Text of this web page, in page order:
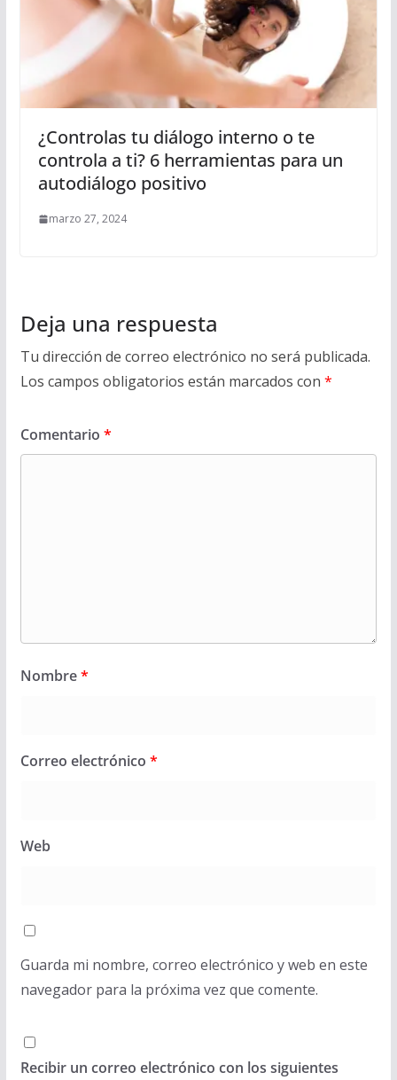
¿Controlas tu diálogo interno o te
controla a ti? 6 herramientas para un
autodiálogo positivo
marzo 27, 2024
Deja una respuesta
Tu dirección de correo electrónico no será publicada.
Los campos obligatorios están marcados con *
Comentario *
Nombre*
Correo electrónico *
Web
Guarda mi nombre, correo electrónico y web en este
navegador para la próxima vez que comente.
Recibir un correo electrónico con los siguientes